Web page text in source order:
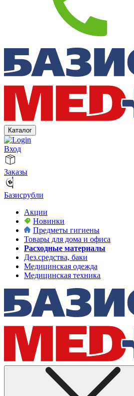
Каталог
Вход
Заказы
Базисрубли
Акции
Новинки
Предметы гигиены
Товары для дома и офиса
Расходные материалы
Дез.средства, баки
Медицинская одежда
Медицинская техника